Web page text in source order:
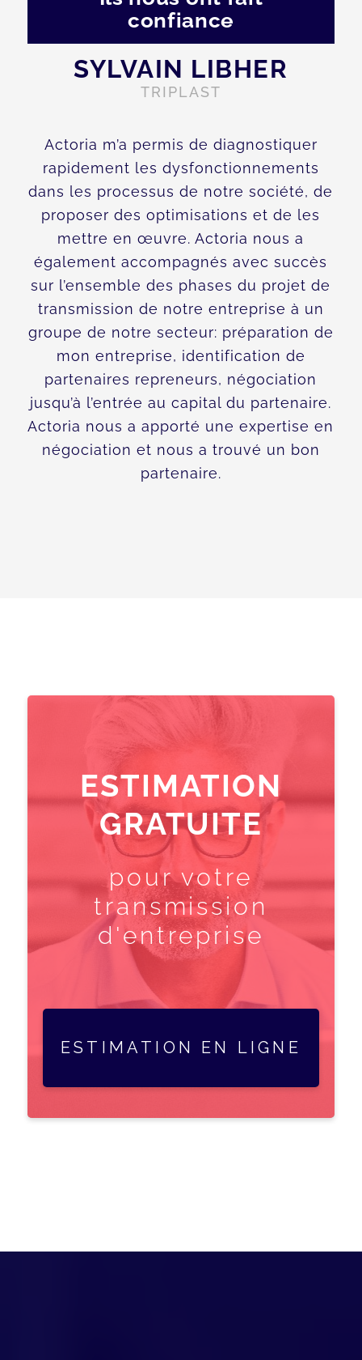
confiance
Actoria m’a permis de diagnostiquer
rapidement les dysfonctionnements
dans les processus de notre société, de
proposer des optimisations et de les
mettre en œuvre. Actoria nous a
également accompagnés avec succès
sur l’ensemble des phases du projet de
transmission de notre entreprise à un
groupe de notre secteur: préparation de
mon entreprise, identification de
partenaires repreneurs, négociation
jusqu’à l’entrée au capital du partenaire.
Actoria nous a apporté une expertise en
négociation et nous a trouvé un bon
partenaire.
SYLVAIN LIBHER
TRIPLAST
ESTIMATION
GRATUITE
pour votre
transmission
d'entreprise
ESTIMATION EN LIGNE